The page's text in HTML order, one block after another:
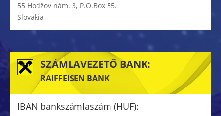
55 Hodžov nám. 3, P.O.Box 55.
Slovakia
SZÁMLAVEZETŐ BANK:
RAIFFEISEN BANK
IBAN bankszámlaszám (HUF):